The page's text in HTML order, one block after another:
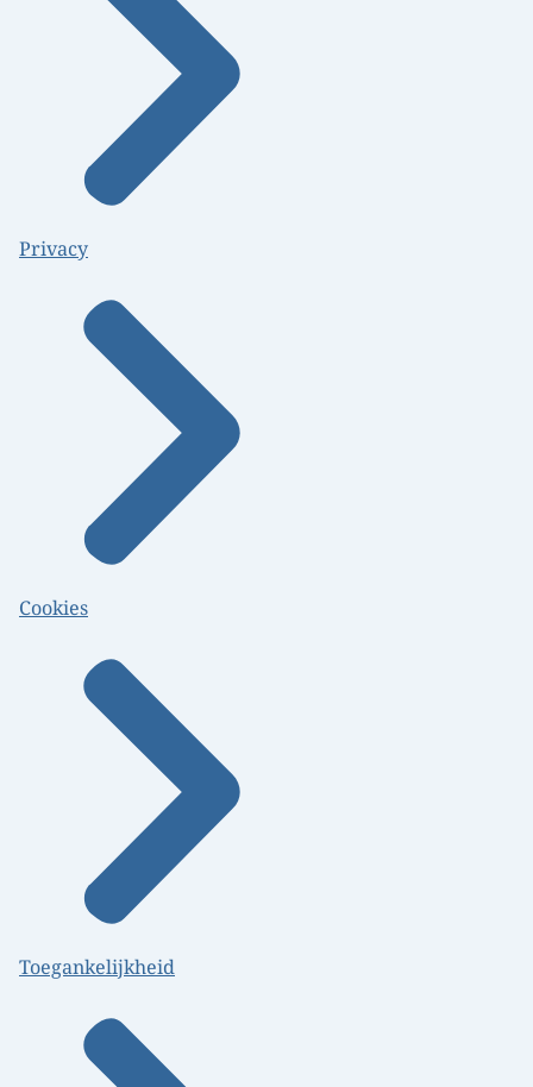
Privacy
Cookies
Toegankelijkheid